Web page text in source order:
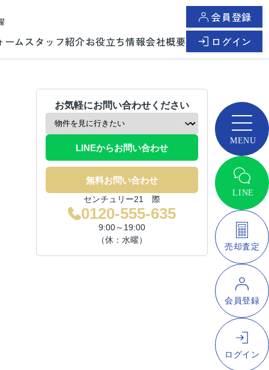
ーム スタッフ紹介お役立ち情報会社概要
会員登録
ログイン
お気軽にお問い合わせください
LINEからお問い合わせ
無料お問い合わせ
センチュリー21 際
0120-555-635
9:00～19:00
（休：水曜）